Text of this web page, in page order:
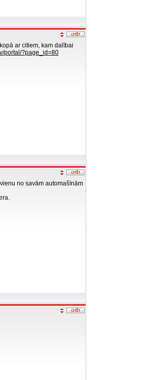
ar citiem, kam dalībai
portal/?page_id=80
no savām automašīnām